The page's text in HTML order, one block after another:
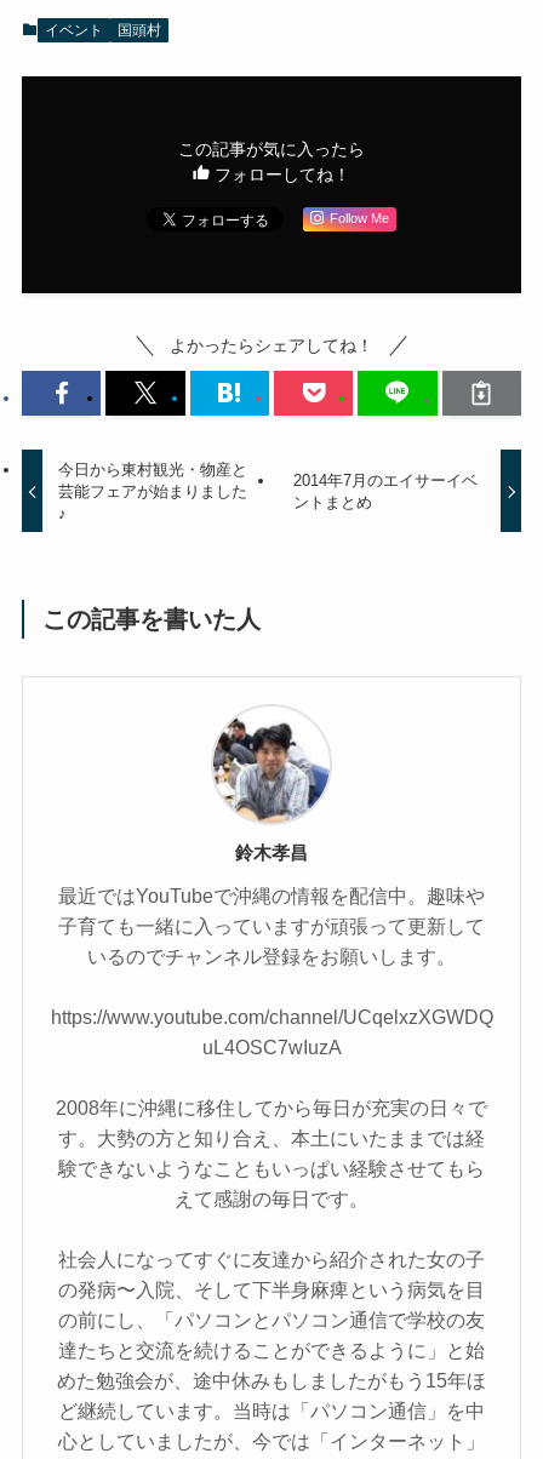
イベント 国頭村
この記事が気に入ったら
フォローしてね！
Follow Me
よかったらシェアしてね！
今日から東村観光・物産と
芸能フェアが始まりました
♪
2014年7月のエイサーイベ
ントまとめ
この記事を書いた人
鈴木孝昌
最近ではYouTubeで沖縄の情報を配信中。趣味や
子育ても一緒に入っていますが頑張って更新して
いるのでチャンネル登録をお願いします。
https://www.youtube.com/channel/UCqelxzXGWDQ
uL4OSC7wIuzA
2008年に沖縄に移住してから毎日が充実の日々で
す。大勢の方と知り合え、本土にいたままでは経
験できないようなこともいっぱい経験させてもら
えて感謝の毎日です。
社会人になってすぐに友達から紹介された女の子
の発病〜入院、そして下半身麻痺という病気を目
の前にし、「パソコンとパソコン通信で学校の友
達たちと交流を続けることができるように」と始
めた勉強会が、途中休みもしましたがもう15年ほ
ど継続しています。当時は「パソコン通信」を中
心としていましたが、今では「インターネット」